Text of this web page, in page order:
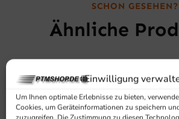
Einwilligung
Um Ihnen optimale Erlebnisse zu bieten,
Cookies, um Geräteinformationen zu speichern
SCHON GESEHEN?
Ähnliche